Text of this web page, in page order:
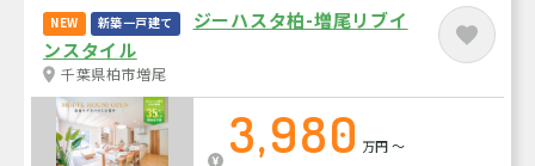
NEW 新築一戸建て
ジーハスタ柏-増尾リブイ
ンスタイル
千葉県柏市増尾
3,980 万円～